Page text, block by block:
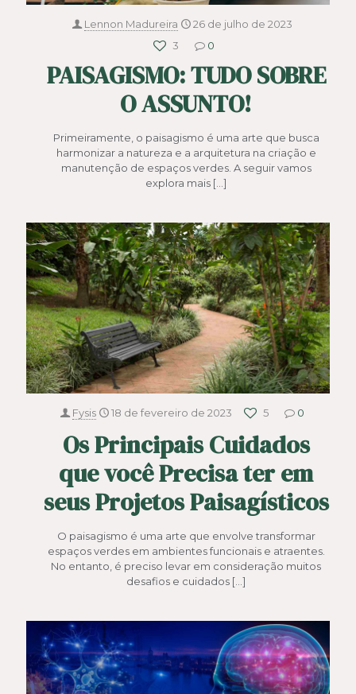
Lennon Madureira
26 de julho de 2023
3
0
PAISAGISMO: TUDO SOBRE
O ASSUNTO!
Primeiramente, o paisagismo é uma arte que busca
harmonizar a natureza e a arquitetura na criação e
manutenção de espaços verdes. A seguir vamos
explora mais […]
Fysis 18 de fevereiro de 2023 5 0
Os Principais Cuidados
que você Precisa ter em
seus Projetos Paisagísticos
O paisagismo é uma arte que envolve transformar
espaços verdes em ambientes funcionais e atraentes.
No entanto, é preciso levar em consideração muitos
desafios e cuidados […]